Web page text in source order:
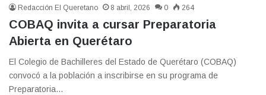
Redacción El Queretano 8 abril, 2026 0 264
COBAQ invita a cursar Preparatoria
Abierta en Querétaro
El Colegio de Bachilleres del Estado de Querétaro (COBAQ)
convocó a la población a inscribirse en su programa de
Preparatoria…